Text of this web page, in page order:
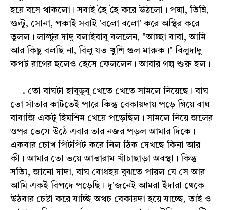
হয়ে বসে থাকলো। সবাই হৈ হৈ করে উঠলো। পদ্মা, তিন্নি,
গুল্টু, সোনা, পকাই সবাই 'বলো বলো' করে অস্থির করে
তুলল। লাল্টুর দাদু বলাইবাবু বললেন, "আচ্ছা বাবা, আমি
আর কিছু বলছি না, বিলু যত খুশি গুল মারুক।" বিলুদাদু
কপট রাগের ছলেও হেসে ফেললেন। আবার গল্প শুরু হল।
. তো বাঘটা হাবুডুবু খেতে খেতে সামলে নিয়েছে। বাঘ
তো সাঁতার কাটতেই পারে কিন্তু বেকায়দায় পড়ে গিয়ে বাঘ
বাবাজি একটু হিমশিম খেয়ে পড়েছিল। সামলে নিয়ে জলের
ওপর ভেসে উঠে এবার তার নজর পড়ল আমার দিকে।
একবার চোখ পিটপিট করে নিল ঠিক দেখছে কিনা আর
কী। আমার তো ভয়ে আত্মারাম খাঁচাছাড়া অবস্থা। কিন্তু
সত্যি, জানো দাদা, বাঘ বোধহয় বুঝতে পারল যে সে আর
আমি একই বিপদে পড়েছি। দু'জনেই আমরা ইঁদারা থেকে
উঠবার চেষ্টা করে যাচ্ছি অথচ বেকায়দা হয়ে যাচ্ছে, তাই ও